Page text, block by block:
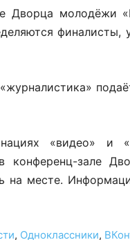
Дворца молодёжи
финалисты,
«видео» и
конференц-зале
на месте.
, Одноклассники,